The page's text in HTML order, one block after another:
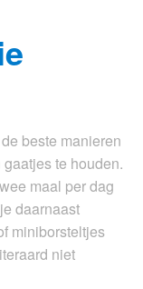
beste manieren
te houden.
maal per dag
daarnaast
miniborsteltjes
niet